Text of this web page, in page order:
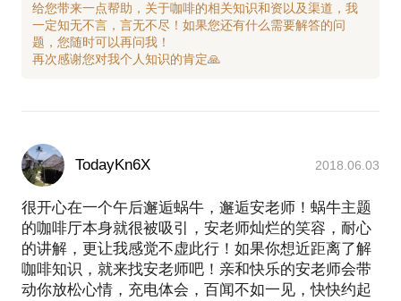
给您带来一点帮助，关于咖啡的相关知识和资以及渠道，我
一定知无不言，言无不尽！如果您还有什么需要解答的问
题，您随时可以再问我！
TodayKn6X 2018.06.03
很开心在一个午后邂逅蜗牛，邂逅安老师！蜗牛主题
的咖啡厅本身就很被吸引，安老师灿烂的笑容，耐心
的讲解，更让我感觉不虚此行！如果你想近距离了解
咖啡知识，就来找安老师吧！亲和快乐的安老师会带
动你放松心情，充电体会，百闻不如一见，快快约起